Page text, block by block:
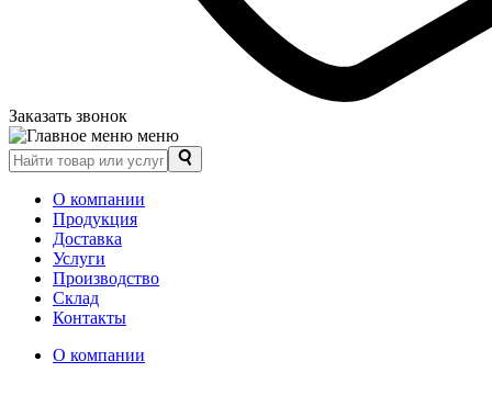
Заказать звонок
меню
О компании
Продукция
Доставка
Услуги
Производство
Склад
Контакты
О компании